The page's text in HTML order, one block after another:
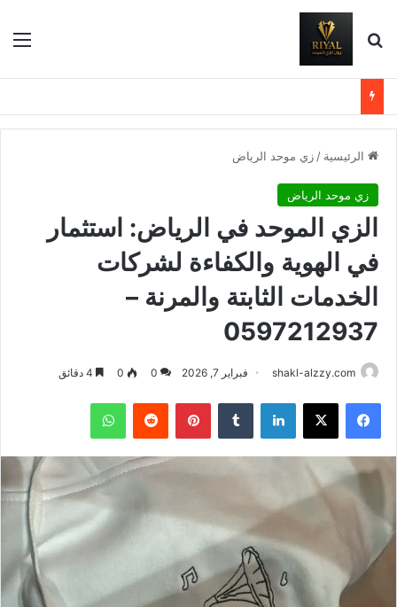
بحث عن
الرئيسية / زي موحد الرياض
زي موحد الرياض
الزي الموحد في الرياض: استثمار
في الهوية والكفاءة لشركات
الخدمات الثابتة والمرنة –
0597212937
shakl-alzzy.com فبراير 7, 2026 0
0
فيسبوك X لينكدإن بينتيريست واتساب